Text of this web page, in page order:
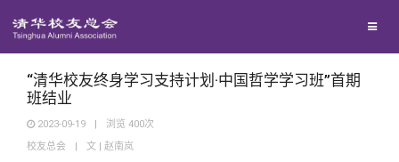
地区联络
年级联络
回馈母校
捐赠项目
媒体平台
“清华校友终身学习支持计划·中国哲学学习班”首期
班结业
2023-09-19 | 浏览 400次
校友总会
| 文 | 赵南岚